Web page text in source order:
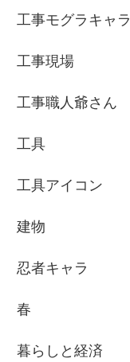
工事モグラキャラ
工事現場
工事職人爺さん
工具
工具アイコン
建物
忍者キャラ
春
暮らしと経済